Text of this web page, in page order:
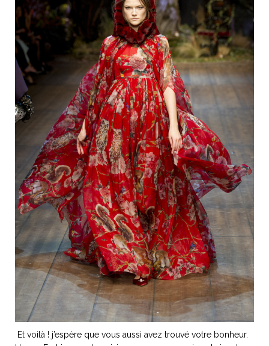
Et voilà ! j’espère que vous aussi avez trouvé votre bonheur.